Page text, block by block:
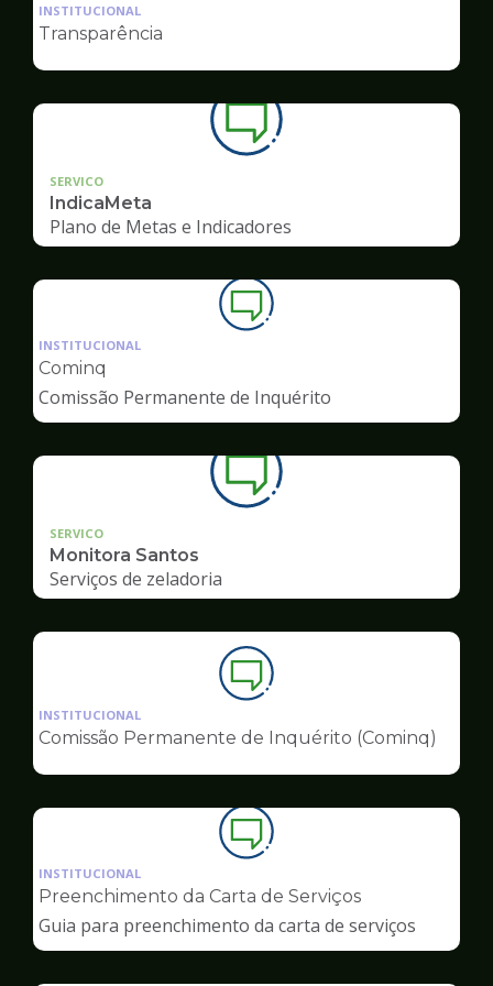
Ouvidoria
INSTITUCIONAL
Transparência
SERVICO
IndicaMeta
Plano de Metas e Indicadores
Ilustração
da
de
Ouvidoria
INSTITUCIONAL
Cominq
Comissão Permanente de Inquérito
SERVICO
Monitora Santos
Serviços de zeladoria
Ilustração
da
pagina
Ouvidoria
INSTITUCIONAL
Comissão Permanente de Inquérito (Cominq)
Ilustração
da
pagina
de
Ouvidoria
INSTITUCIONAL
Preenchimento da Carta de Serviços
Guia para preenchimento da carta de serviços